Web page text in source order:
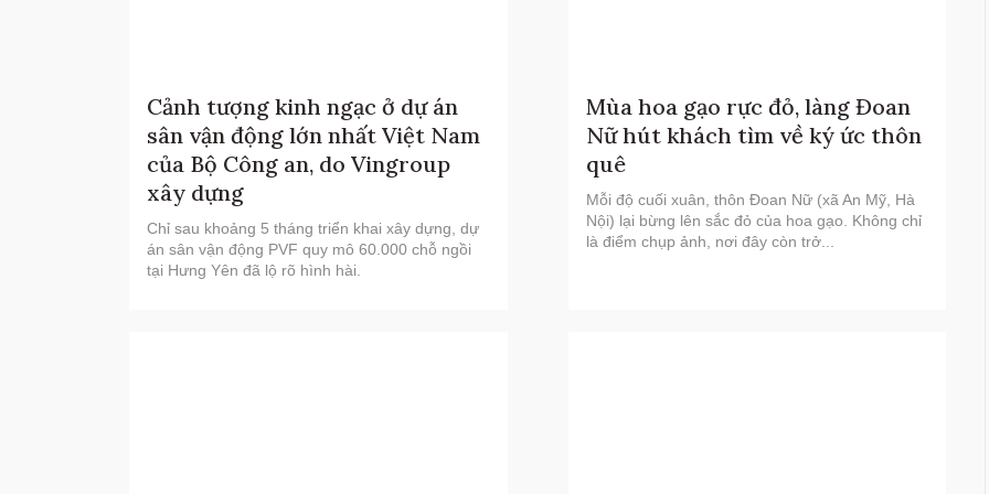
Cảnh tượng kinh ngạc ở dự án
sân vận động lớn nhất Việt Nam
của Bộ Công an, do Vingroup
xây dựng
Chỉ sau khoảng 5 tháng triển khai xây dựng, dự
án sân vận động PVF quy mô 60.000 chỗ ngồi
tại Hưng Yên đã lộ rõ hình hài.
Mùa hoa gạo rực đỏ, làng Đoan
Nữ hút khách tìm về ký ức thôn
quê
Mỗi độ cuối xuân, thôn Đoan Nữ (xã An Mỹ, Hà
Nội) lại bừng lên sắc đỏ của hoa gạo. Không chỉ
là điểm chụp ảnh, nơi đây còn trở...